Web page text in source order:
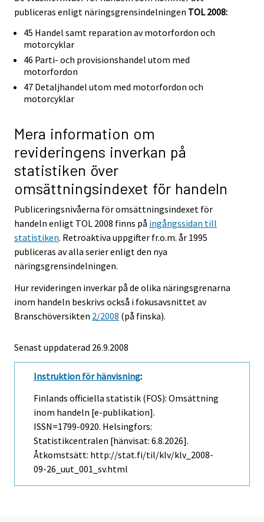
publiceras enligt näringsgrensindelningen TOL 2008:
45 Handel samt reparation av motorfordon och
motorcyklar
46 Parti- och provisionshandel utom med
motorfordon
47 Detaljhandel utom med motorfordon och
motorcyklar
Mera information om
revideringens inverkan på
statistiken över
omsättningsindexet för handeln
Publiceringsnivåerna för omsättningsindexet för
handeln enligt TOL 2008 finns på ingångssidan till
statistiken. Retroaktiva uppgifter fr.o.m. år 1995
publiceras av alla serier enligt den nya
näringsgrensindelningen.
Hur revideringen inverkar på de olika näringsgrenarna
inom handeln beskrivs också i fokusavsnittet av
Branschöversikten 2/2008 (på finska).
Senast uppdaterad 26.9.2008
Instruktion för hänvisning:
Finlands officiella statistik (FOS): Omsättning
inom handeln [e-publikation].
ISSN=1799-0920. Helsingfors:
Statistikcentralen [hänvisat: 6.8.2026].
Åtkomstsätt: http://stat.fi/til/klv/klv_2008-
09-26_uut_001_sv.html